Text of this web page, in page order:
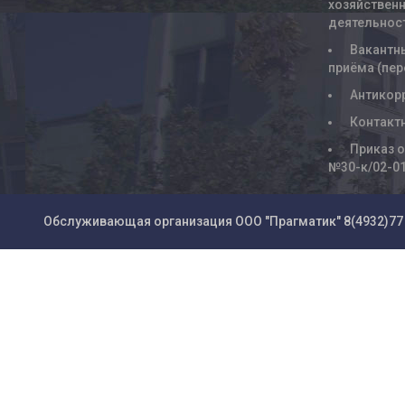
приёма
Приказ
№30-к/02-
Обслуживающая организация ООО "Прагматик"8(4932)77